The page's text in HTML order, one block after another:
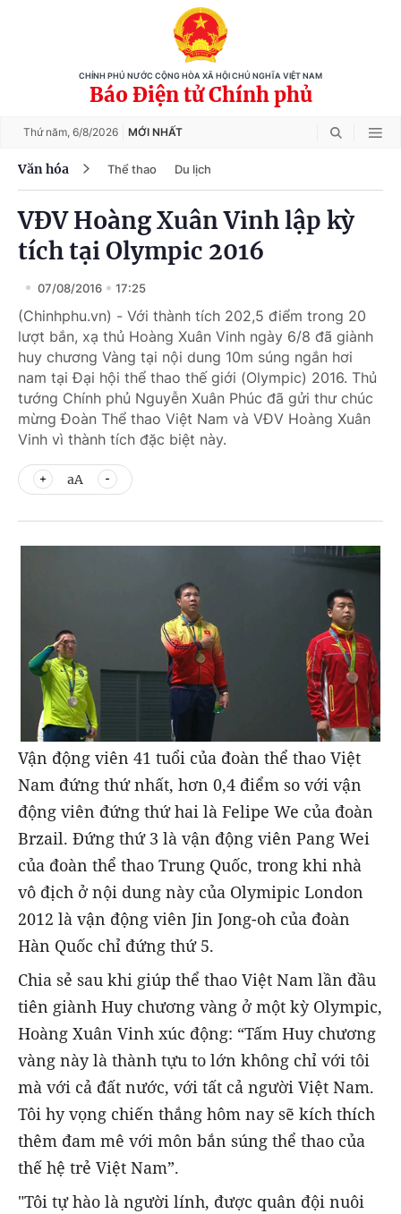
CHÍNH PHỦ NƯỚC CỘNG HÒA XÃ HỘI CHỦ NGHĨA VIỆT NAM
Báo Điện tử Chính phủ
Thứ năm, 6/8/2026 MỚI NHẤT
Văn hóa Thể thao Du lịch
VĐV Hoàng Xuân Vinh lập kỳ
tích tại Olympic 2016
07/08/2016 17:25
(Chinhphu.vn) - Với thành tích 202,5 điểm trong 20
lượt bắn, xạ thủ Hoàng Xuân Vinh ngày 6/8 đã giành
huy chương Vàng tại nội dung 10m súng ngắn hơi
nam tại Đại hội thể thao thế giới (Olympic) 2016. Thủ
tướng Chính phủ Nguyễn Xuân Phúc đã gửi thư chúc
mừng Đoàn Thể thao Việt Nam và VĐV Hoàng Xuân
Vinh vì thành tích đặc biệt này.
aA
Vận động viên 41 tuổi của đoàn thể thao Việt
Nam đứng thứ nhất, hơn 0,4 điểm so với vận
động viên đứng thứ hai là Felipe We của đoàn
Brzail. Đứng thứ 3 là vận động viên Pang Wei
của đoàn thể thao Trung Quốc, trong khi nhà
vô địch ở nội dung này của Olymipic London
2012 là vận động viên Jin Jong-oh của đoàn
Hàn Quốc chỉ đứng thứ 5.
Chia sẻ sau khi giúp thể thao Việt Nam lần đầu
tiên giành Huy chương vàng ở một kỳ Olympic,
Hoàng Xuân Vinh xúc động: “Tấm Huy chương
vàng này là thành tựu to lớn không chỉ với tôi
mà với cả đất nước, với tất cả người Việt Nam.
Tôi hy vọng chiến thắng hôm nay sẽ kích thích
thêm đam mê với môn bắn súng thể thao của
thế hệ trẻ Việt Nam”.
"Tôi tự hào là người lính, được quân đội nuôi